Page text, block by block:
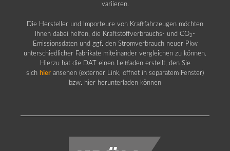
variieren.
Die Hersteller und Importeure von Kraftfahrzeugen möchten
Ihnen dabei helfen, die Kraftstoffverbrauchs- und CO2 -
Emissionsdaten und ggf. den Stromverbrauch neuer Pkw
unterschiedlicher Fabrikate miteinander vergleichen zu können.
Hierzu hat die DAT einen Leitfaden erstellt, den Sie
sich hier ansehen (externer Link, öffnet in separatem Fenster)
bzw. hier herunterladen können